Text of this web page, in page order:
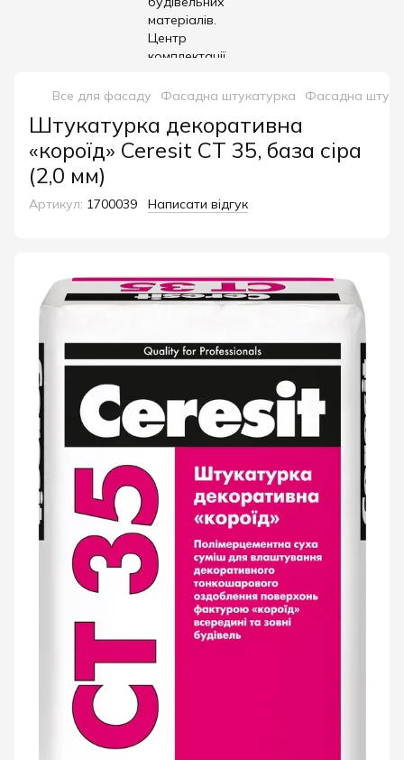
Все для фасаду Фасадна штукатурка Фасадна
Штукатурка декоративна
«короїд» Ceresit CT 35, база сіра
(2,0 мм)
Артикул: 1700039 Написати відгук